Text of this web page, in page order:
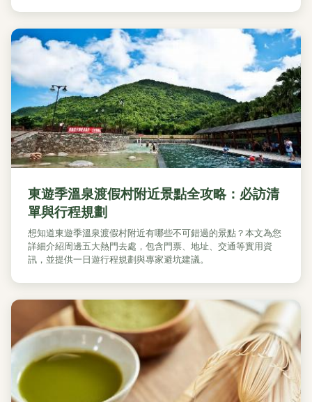
東遊季溫泉渡假村附近景點全攻略：必訪清
單與行程規劃
想知道東遊季溫泉渡假村附近有哪些不可錯過的景點？本文為您
詳細介紹周邊五大熱門去處，包含門票、地址、交通等實用資
訊，並提供一日遊行程規劃與專家避坑建議。